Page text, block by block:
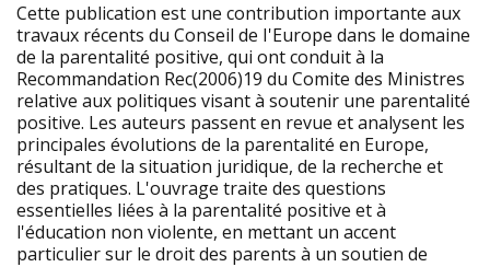
Cette publication est une contribution importante aux
travaux récents du Conseil de I'Europe dans le domaine
de la parentalité positive, qui ont conduit à la
Recommandation Rec(2006)19 du Comite des Ministres
relative aux politiques visant à soutenir une parentalité
positive. Les auteurs passent en revue et analysent les
principales évolutions de la parentalité en Europe,
résultant de la situation juridique, de la recherche et
des pratiques. L'ouvrage traite des questions
essentielles liées à la parentalité positive et à
l'éducation non violente, en mettant un accent
particulier sur le droit des parents à un soutien de